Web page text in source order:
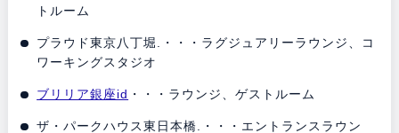
トルーム
プラウド東京八丁堀.・・・ラグジュアリーラウンジ、コ
ワーキングスタジオ
ブリリア銀座id ・・・ラウンジ、ゲストルーム
ザ・パークハウス東日本橋.・・・エントランスラウン